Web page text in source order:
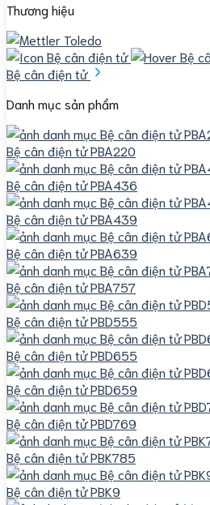
Thương hiệu
Bệ cân điện tử
Danh mục sản phẩm
Bệ cân điện tử PBA220
Bệ cân điện tử PBA436
Bệ cân điện tử PBA439
Bệ cân điện tử PBA639
Bệ cân điện tử PBA757
Bệ cân điện tử PBD555
Bệ cân điện tử PBD655
Bệ cân điện tử PBD659
Bệ cân điện tử PBD769
Bệ cân điện tử PBK785
Bệ cân điện tử PBK9